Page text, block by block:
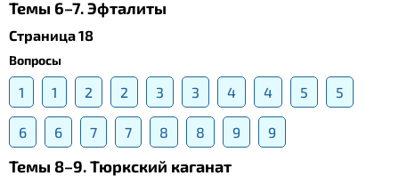
Темы 6–7. Эфталиты
Страница 18
Вопросы
1 1 2 2 3 3 4 4 5 5
6 6 7 7 8 8 9 9
Темы 8–9. Тюркский каганат